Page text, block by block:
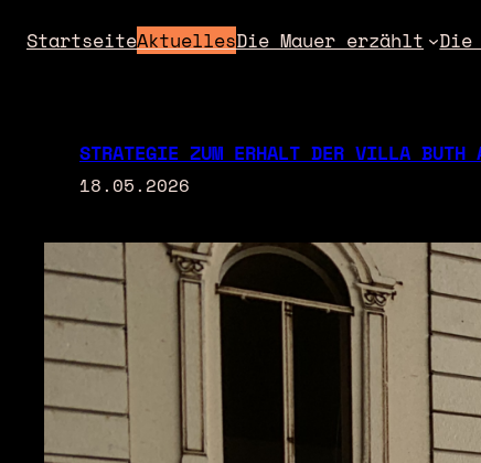
Inhalt
StartseiteAktuellesDie Mauer erzählt
STRATEGIE ZUM ERHALT DER VILLA BUTH
18.05.2026